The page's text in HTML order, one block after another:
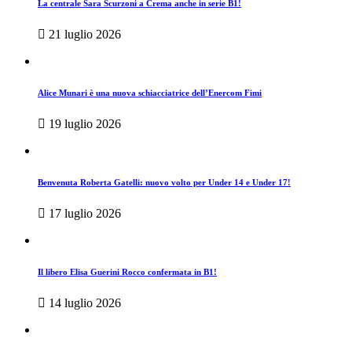
La centrale Sara Scurzoni a Crema anche in serie B1!
21 luglio 2026
Alice Munari è una nuova schiacciatrice dell’Enercom Fimi
19 luglio 2026
Benvenuta Roberta Gatelli: nuovo volto per Under 14 e Under 17!
17 luglio 2026
Il libero Elisa Guerini Rocco confermata in B1!
14 luglio 2026